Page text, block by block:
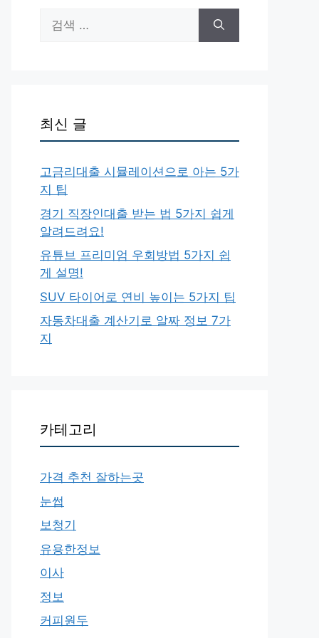
색:
최신 글
고금리대출 시뮬레이션으로 아는 5가
지 팁
경기 직장인대출 받는 법 5가지 쉽게
알려드려요!
유튜브 프리미엄 우회방법 5가지 쉽
게 설명!
SUV 타이어로 연비 높이는 5가지 팁
자동차대출 계산기로 알짜 정보 7가
지
카테고리
가격 추천 잘하는곳
눈썹
보청기
유용한정보
이사
정보
커피원두